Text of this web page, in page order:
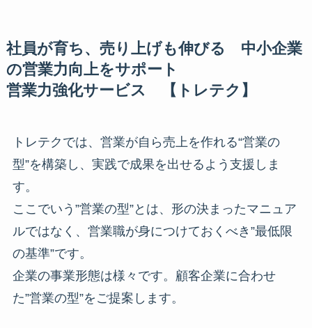
社員が育ち、売り上げも伸びる 中小企業
の営業力向上をサポート
営業力強化サービス 【トレテク】
トレテクでは、営業が自ら売上を作れる“営業の
型”を構築し、実践で成果を出せるよう支援しま
す。
ここでいう”営業の型”とは、形の決まったマニュア
ルではなく、営業職が身につけておくべき”最低限
の基準”です。
企業の事業形態は様々です。顧客企業に合わせ
た”営業の型”をご提案します。